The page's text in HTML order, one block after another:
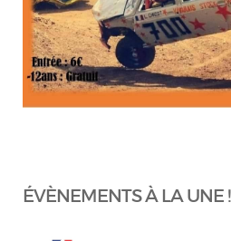
ÉVÈNEMENTS À LA UNE !